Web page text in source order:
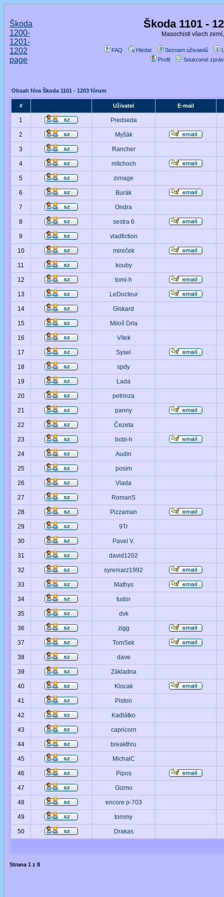
Škoda
1200-
1201-
1202
page
Škoda 1101 -
Masochisti všech
FAQ Hledat Seznam uživatelů
Profil
Soukromé
Obsah fóra Škoda 1101 - 1203 fórum
# Uživatel E-mail
1 Predseda
2 Myšák
3 Rancher
4 mltchoch
5 zimage
6 Burák
7 Ondra
8 sestra 6
9 vladfiction
10 mireček
11 kouby
12 tomi-h
13 LeDocteur
14 Giskard
15 Miloš Drla
16 Vítek
17 Sysel
18 spdy
19 Lada
20 petrinza
21 panny
22 Čezeta
23 bobi-h
24 Audin
25 posim
26 Vlada
27 RomanS
28 Pizzaman
29 9Tr
30 Pavel V.
31 david1202
32 syreniarz1992
33 Mathys
34 tudor
35 dvk
36 zigg
37 TomSek
38 dave
39 Základna
40 Klocak
41 Piston
42 Kadlátko
43 capricorn
44 breakthru
45 MichalC
46 Pipos
47 Gizmo
48 encore p-703
49 tommy
50 Drakas
Strana 1 z 8